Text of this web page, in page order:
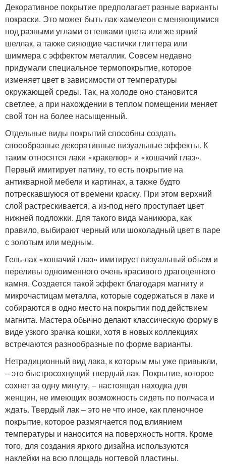
Декоративное покрытие предполагает разные варианты
покраски. Это может быть лак-хамелеон с меняющимися
под разными углами оттенками цвета или же яркий
шеллак, а также сияющие частички глиттера или
шиммера с эффектом металлик. Совсем недавно
придумали специальное термопокрытие, которое
изменяет цвет в зависимости от температуры
окружающей среды. Так, на холоде оно становится
светлее, а при нахождении в теплом помещении меняет
свой тон на более насыщенный.
Отдельные виды покрытий способны создать
своеобразные декоративные визуальные эффекты. К
таким относятся лаки «кракелюр» и «кошачий глаз».
Первый имитирует патину, то есть покрытие на
антикварной мебели и картинах, а также будто
потрескавшуюся от времени краску. При этом верхний
слой растрескивается, а из-под него проступает цвет
нижней подложки. Для такого вида маникюра, как
правило, выбирают черный или шоколадный цвет в паре
с золотым или медным.
Гель-лак «кошачий глаз» имитирует визуальный объем и
переливы одноименного очень красивого драгоценного
камня. Создается такой эффект благодаря магниту и
микрочастицам металла, которые содержаться в лаке и
собираются в одно место на покрытии под действием
магнита. Мастера обычно делают классическую форму в
виде узкого зрачка кошки, хотя в новых коллекциях
встречаются разнообразные по форме варианты.
Нетрадиционный вид лака, к которым мы уже привыкли,
– это быстросохнущий твердый лак. Покрытие, которое
сохнет за одну минуту, – настоящая находка для
женщин, не имеющих возможность сидеть по полчаса и
ждать. Твердый лак – это не что иное, как пленочное
покрытие, которое размягчается под влиянием
температуры и наносится на поверхность ногтя. Кроме
того, для создания яркого дизайна используются
наклейки на всю площадь ногтевой пластины.